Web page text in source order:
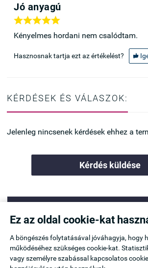
Ez az oldal cookie-kat
A böngészés folytatásával jóváhagyja, hogy
működéséhez szükséges cookie-kat.
vagy személyre szabással kapcsolatos
Jó anyagú

Kényelmes hordani nem csalódtam.
Hasznosnak tartja ezt az értékelést? 
KÉRDÉSEK ÉS VÁLASZOK:
Jelenleg nincsenek kérdések ehhez a
Kérdés küldése
TOP TERMÉKEK